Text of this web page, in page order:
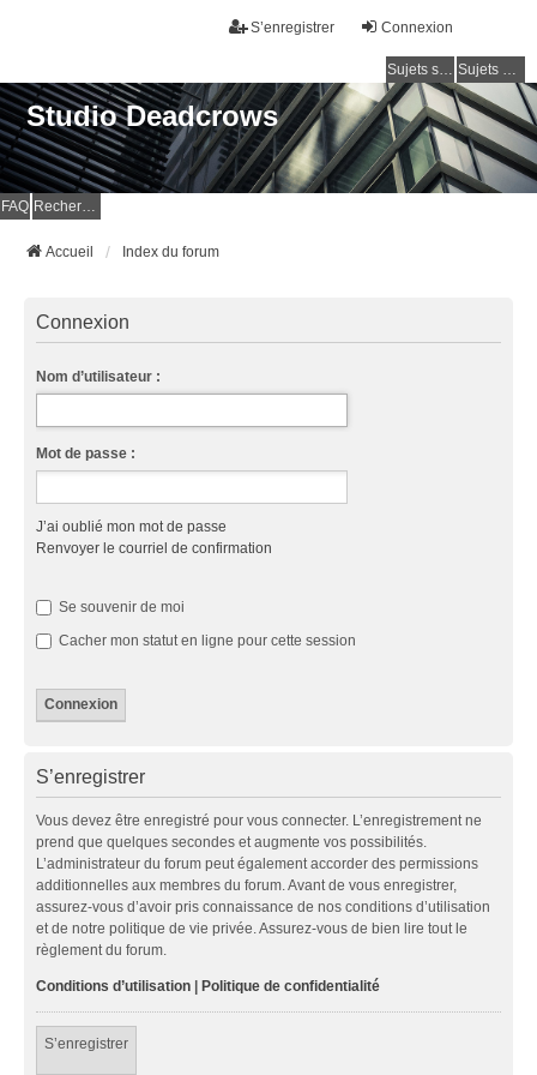
Connexion
S’enregistrer
Sujets sans réponse Sujets actifs
Studio Deadcrows
FAQ Rechercher
Accueil Index du forum
Connexion
Nom d’utilisateur :
Mot de passe :
J’ai oublié mon mot de passe
Renvoyer le courriel de confirmation
Se souvenir de moi
Cacher mon statut en ligne pour cette session
S’enregistrer
Vous devez être enregistré pour vous connecter. L’enregistrement ne
prend que quelques secondes et augmente vos possibilités.
L’administrateur du forum peut également accorder des permissions
additionnelles aux membres du forum. Avant de vous enregistrer,
assurez-vous d’avoir pris connaissance de nos conditions d’utilisation
et de notre politique de vie privée. Assurez-vous de bien lire tout le
règlement du forum.
Conditions d’utilisation | Politique de confidentialité
S’enregistrer